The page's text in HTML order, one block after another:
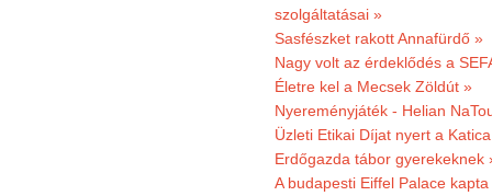
szolgáltatásai »
Sasfészket rakott Annafürdő »
Nagy volt az érdeklődés a
Életre kel a Mecsek Zöldút »
Nyereményjáték - Helian
Üzleti Etikai Díjat nyert a
Erdőgazda tábor gyerekeknek
A budapesti Eiffel Palace